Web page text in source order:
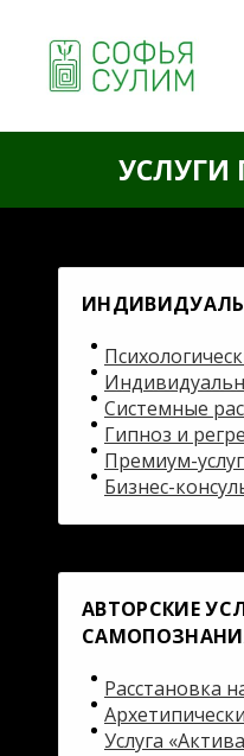
УСЛУГИ
Системные
Гипноз и
Премиум-
Бизнес-
АВТОРСКИЕ
Расстановка
Услуга